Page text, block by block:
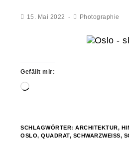
15. Mai 2022 Photographie
Gefällt mir:
Wird
SCHLAGWÖRTER:ARCHITEKTUR,
OSLO,QUADRAT, SCHWARZWEISS ,